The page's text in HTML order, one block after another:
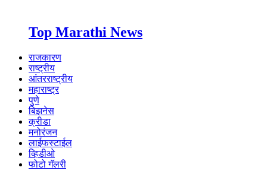
Top Marathi News
राजकारण
राष्ट्रीय
आंतरराष्ट्रीय
महाराष्ट्र
पुणे
बिझनेस
क्रीडा
मनोरंजन
लाईफस्टाईल
व्हिडीओ
फोटो गॅलरी